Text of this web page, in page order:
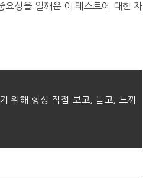
요성을 일깨운 이 테스트에 대한 자
위해 항상 직접 보고, 듣고, 느끼